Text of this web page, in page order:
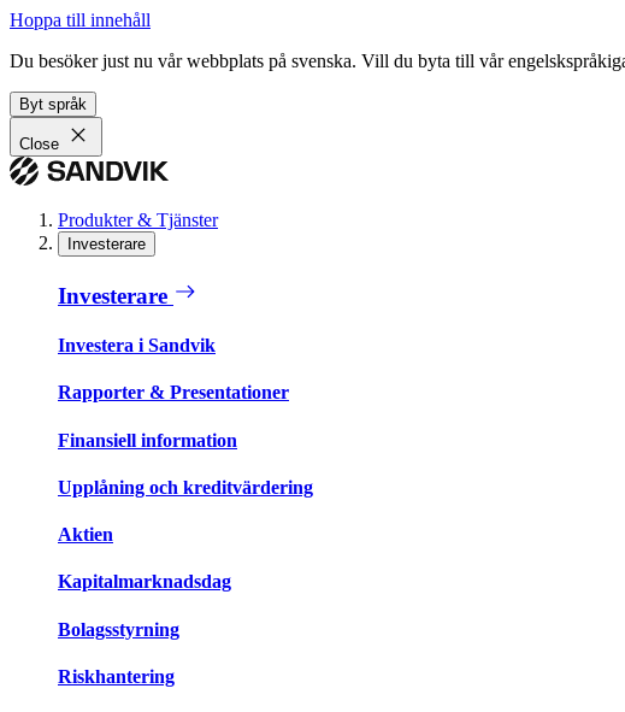
Hoppa till innehåll
Du besöker just nu vår webbplats på svenska. Vill du byta till vår
Byt språk
Close
Produkter & Tjänster
Investerare
Investerare
Investera i Sandvik
Rapporter & Presentationer
Finansiell information
Upplåning och kreditvärdering
Aktien
Kapitalmarknadsdag
Bolagsstyrning
Riskhantering